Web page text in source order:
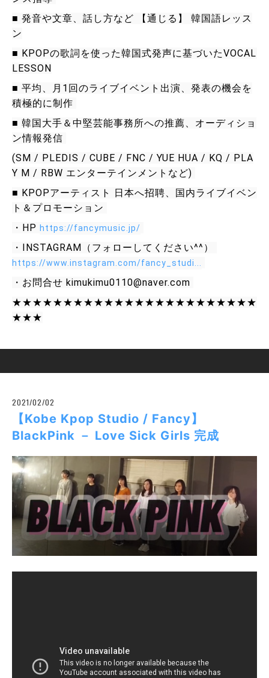
■ 発音や文章、話し方など 【通じる】 韓国語レッス
ン
■ KPOPの歌詞を使った韓国式発声に基づいたVOCAL
LESSON
■ 平均、月1回のライブイベント出演、発表の機会を
積極的に制作
■ 韓国大手＆中堅芸能事務所への推薦、オーディショ
ン情報発信
(SM / PLEDIS / CUBE / FNC / YUE HUA / KQ / PLA
Y M / RBW エンターテインメントなど)
■ KPOPアーティスト 日本へ招聘、国内ライブイベン
ト＆プロモーション
・HP https://fancymusic.jp/
・INSTAGRAM（フォローしてください^^）
https://www.instagram.com/fancy_studi...
・お問合せ kimukimu0110@naver.com
★★★★★★★★★★★★★★★★★★★★★★★★
★★★
2021/02/02
【Kobe Kpop Studio / Fancy】
BlackPink － Love Sick Girls 完成